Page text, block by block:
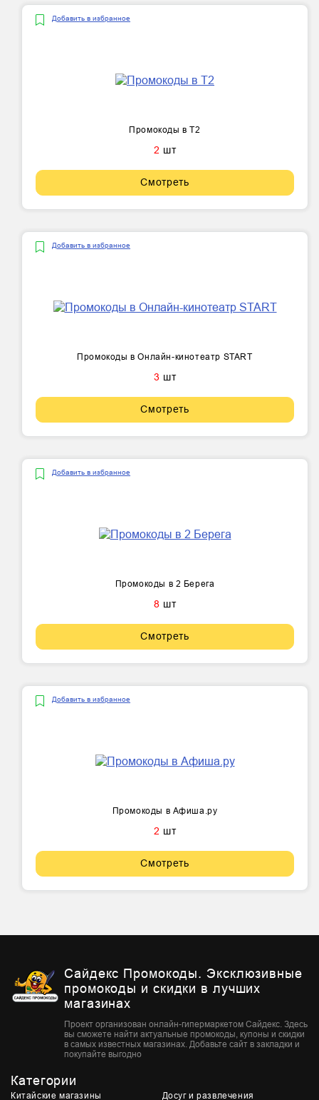
Добавить в избранное
Промокоды в T2
2 шт
Смотреть
Добавить в избранное
Промокоды в Онлайн-кинотеатр START
3 шт
Смотреть
Добавить в избранное
Промокоды в 2 Берега
8 шт
Смотреть
Добавить в избранное
Промокоды в Афиша.ру
2 шт
Смотреть
Сайдекс Промокоды. Эксклюзивные
промокоды и скидки в лучших
магазинах
Проект организован онлайн-гипермаркетом Сайдекс. Здесь
вы сможете найти актуальные промокоды, купоны и скидки
в самых известных магазинах. Добавьте сайт в закладки и
покупайте выгодно
Категории
Китайские магазины Досуг и развлечения